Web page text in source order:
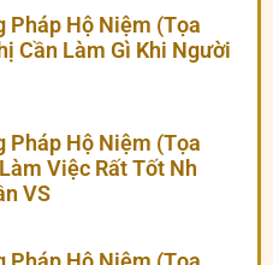
Pháp Hộ Niệm (Tọa
Cần Làm Gì Khi Người
Pháp Hộ Niệm (Tọa
Việc Rất Tốt Nh
VS